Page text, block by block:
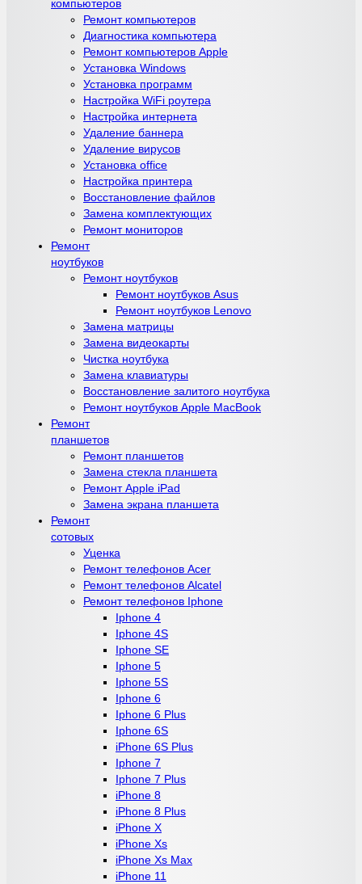
компьютеров
Ремонт компьютеров
Диагностика компьютера
Ремонт компьютеров Apple
Установка Windows
Установка программ
Настройка WiFi роутера
Настройка интернета
Удаление баннера
Удаление вирусов
Установка office
Настройка принтера
Восстановление файлов
Замена комплектующих
Ремонт мониторов
Ремонт
ноутбуков
Ремонт ноутбуков
Ремонт ноутбуков Asus
Ремонт ноутбуков Lenovo
Замена матрицы
Замена видеокарты
Чистка ноутбука
Замена клавиатуры
Восстановление залитого ноутбука
Ремонт ноутбуков Apple MacBook
Ремонт
планшетов
Ремонт планшетов
Замена стекла планшета
Ремонт Apple iPad
Замена экрана планшета
Ремонт
сотовых
Уценка
Ремонт телефонов Acer
Ремонт телефонов Alcatel
Ремонт телефонов Iphone
Iphone 4
Iphone 4S
Iphone SE
Iphone 5
Iphone 5S
Iphone 6
Iphone 6 Plus
Iphone 6S
iPhone 6S Plus
Iphone 7
Iphone 7 Plus
iPhone 8
iPhone 8 Plus
iPhone X
iPhone Xs
iPhone Xs Max
iPhone 11